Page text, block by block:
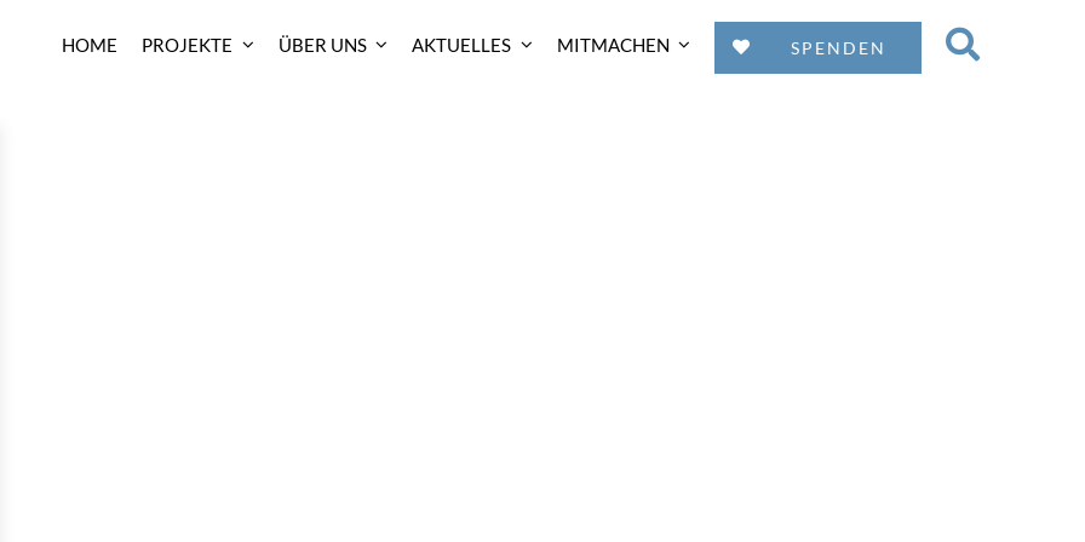
HOME PROJEKTE ÜBER UNS AKTUELLES MITMACHEN SPENDEN